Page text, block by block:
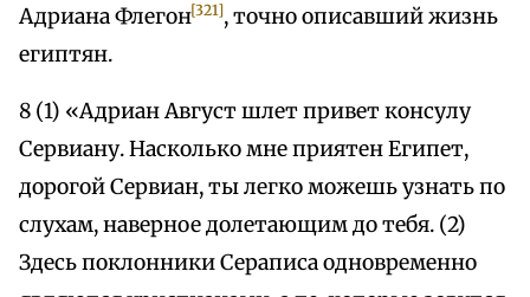
Адриана Флегон[321], точно описавший жизнь
египтян.
8 (1) «Адриан Август шлет привет консулу
Сервиану. Насколько мне приятен Египет,
дорогой Сервиан, ты легко можешь узнать по
слухам, наверное долетающим до тебя. (2)
Здесь поклонники Сераписа одновременно